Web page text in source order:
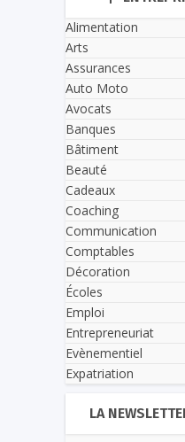
Alimentation
Arts
Assurances
Auto Moto
Avocats
Banques
Bâtiment
Beauté
Cadeaux
Coaching
Communication
Comptables
Décoration
Écoles
Emploi
Entrepreneuriat
Evènementiel
Expatriation
LA